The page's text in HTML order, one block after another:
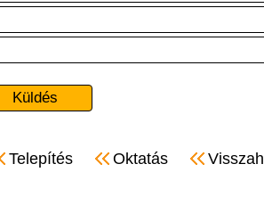
Telepítés Oktatás